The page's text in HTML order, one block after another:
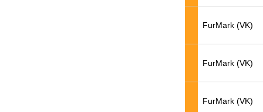
FurMark (VK)
FurMark (VK)
FurMark (VK)